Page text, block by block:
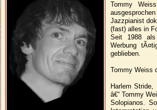
Tommy
Jazzpianist
(fast) alles in
Seit 1988 als
Werbung
geblieben.
Tommy Weiss
Harlem
â€“ Tommy
Solopianos.